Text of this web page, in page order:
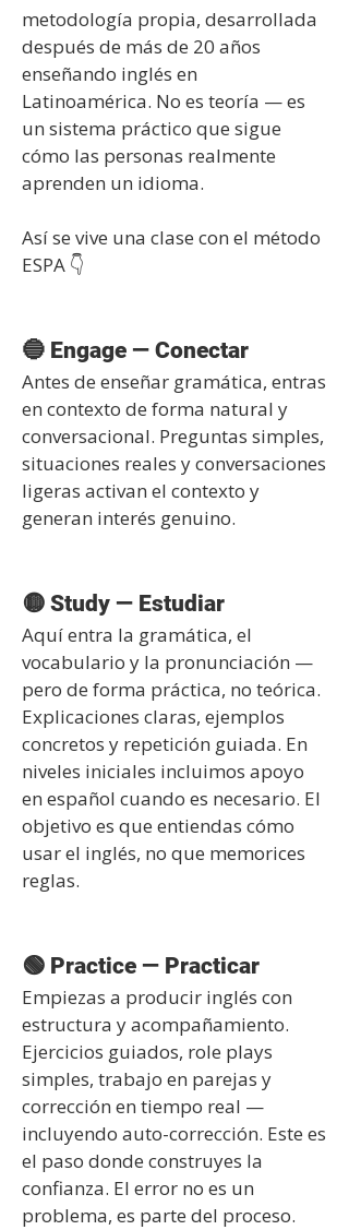
metodología propia, desarrollada
después de más de 20 años
enseñando inglés en
Latinoamérica. No es teoría — es
un sistema práctico que sigue
cómo las personas realmente
aprenden un idioma.
Así se vive una clase con el método
ESPA 👇
🔵 Engage — Conectar
Antes de enseñar gramática, entras
en contexto de forma natural y
conversacional. Preguntas simples,
situaciones reales y conversaciones
ligeras activan el contexto y
generan interés genuino.
🟡 Study — Estudiar
Aquí entra la gramática, el
vocabulario y la pronunciación —
pero de forma práctica, no teórica.
Explicaciones claras, ejemplos
concretos y repetición guiada. En
niveles iniciales incluimos apoyo
en español cuando es necesario. El
objetivo es que entiendas cómo
usar el inglés, no que memorices
reglas.
🟢 Practice — Practicar
Empiezas a producir inglés con
estructura y acompañamiento.
Ejercicios guiados, role plays
simples, trabajo en parejas y
corrección en tiempo real —
incluyendo auto-corrección. Este es
el paso donde construyes la
confianza. El error no es un
problema, es parte del proceso.